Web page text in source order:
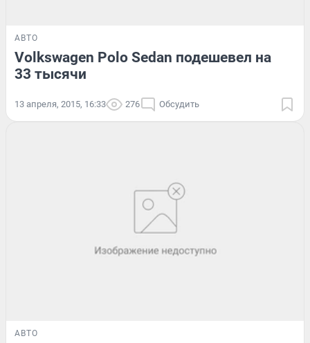
АВТО
Volkswagen Polo Sedan подешевел на
33 тысячи
13 апреля, 2015, 16:33 276 Обсудить
АВТО